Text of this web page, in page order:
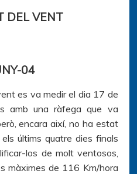
DEL VENT
04
es va medir el dia 17 de
amb una ràfega que va
encara així, no ha estat
últims quatre dies finals
los de molt ventosos,
màximes de 116 Km/hora